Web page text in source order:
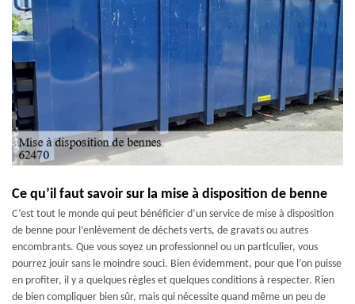
Ce qu’il faut savoir sur la mise à disposition de benne
C’est tout le monde qui peut bénéficier d’un service de mise à disposition
de benne pour l’enlèvement de déchets verts, de gravats ou autres
encombrants. Que vous soyez un professionnel ou un particulier, vous
pourrez jouir sans le moindre souci. Bien évidemment, pour que l’on puisse
en profiter, il y a quelques règles et quelques conditions à respecter. Rien
de bien compliquer bien sûr, mais qui nécessite quand même un peu de